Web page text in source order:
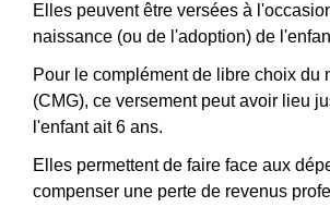
Elles peuvent être versées à
naissance (ou de l'adoption) de
Pour le complément de libre choix du
(CMG), ce versement peut avoir lieu
l'enfant ait 6 ans.
Elles permettent de faire face aux
compenser une perte de revenus